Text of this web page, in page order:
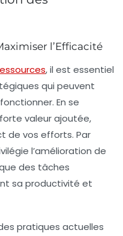
l’Efficacité
, il est essentiel
qui peuvent
En se
valeur ajoutée,
de vos efforts. Par
l’amélioration de
des tâches
sa productivité et
pratiques actuelles